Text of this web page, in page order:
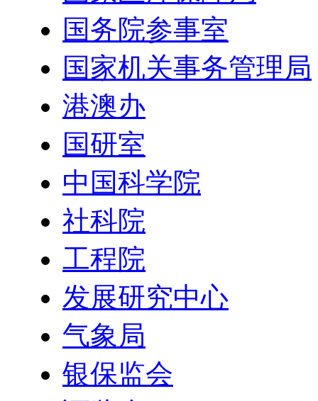
国务院参事室
国家机关事务管理局
港澳办
国研室
中国科学院
社科院
工程院
发展研究中心
气象局
银保监会